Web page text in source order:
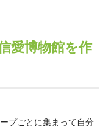
デジタルブック
報
型研究助成
生交流プログラ
介
愛博物館を作
プごとに集まって自分